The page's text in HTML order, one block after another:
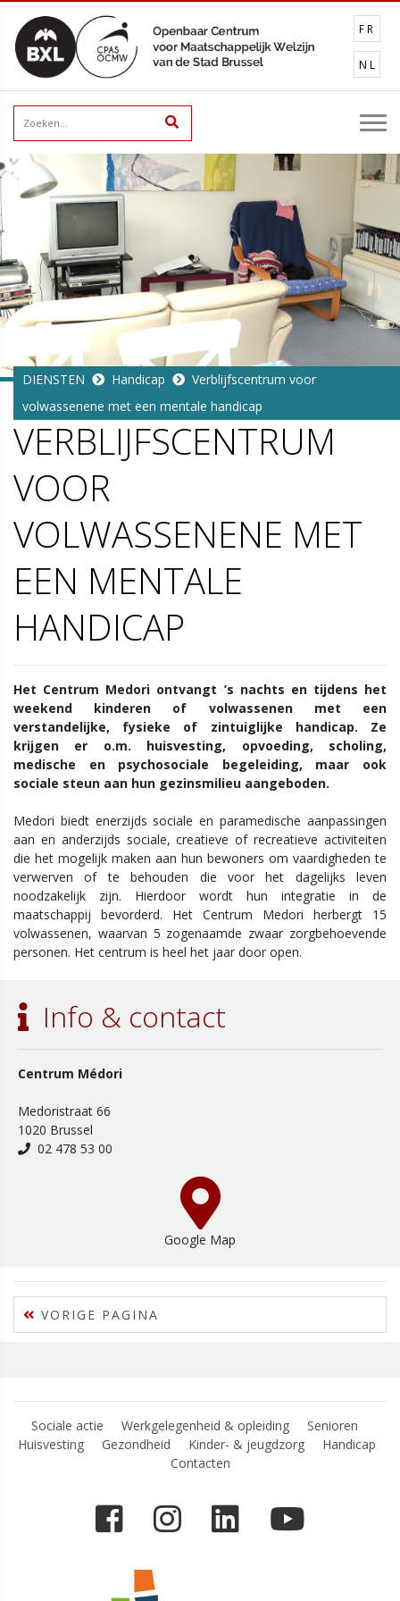
FR
NL
DIENSTEN Handicap
Verblijfscentrum voor
volwassenene met een mentale handicap
VERBLIJFSCENTRUM
VOOR
VOLWASSENENE MET
EEN MENTALE
HANDICAP
Het Centrum Medori ontvangt ’s nachts en tijdens het
weekend kinderen of volwassenen met een
verstandelijke, fysieke of zintuiglijke handicap. Ze
krijgen er o.m. huisvesting, opvoeding, scholing,
medische en psychosociale begeleiding, maar ook
sociale steun aan hun gezinsmilieu aangeboden.
Medori biedt enerzijds sociale en paramedische aanpassingen
aan en anderzijds sociale, creatieve of recreatieve activiteiten
die het mogelijk maken aan hun bewoners om vaardigheden te
verwerven of te behouden die voor het dagelijks leven
noodzakelijk zijn. Hierdoor wordt hun integratie in de
maatschappij bevorderd. Het Centrum Medori herbergt 15
volwassenen, waarvan 5 zogenaamde zwaar zorgbehoevende
personen. Het centrum is heel het jaar door open.
Info & contact
Centrum Médori
Medoristraat 66
1020 Brussel
02 478 53 00
Google Map
VORIGE PAGINA
Sociale actie Werkgelegenheid & opleiding
Senioren
Huisvesting
Gezondheid Kinder- & jeugdzorg
Handicap
Contacten